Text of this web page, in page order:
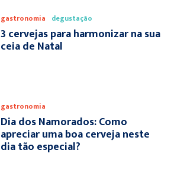
gastronomia degustação
3 cervejas para harmonizar na sua
ceia de Natal
gastronomia
Dia dos Namorados: Como
apreciar uma boa cerveja neste
dia tão especial?